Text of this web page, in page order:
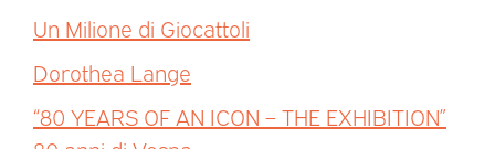
Un Milione di Giocattoli
Dorothea Lange
“80 YEARS OF AN ICON – THE EXHIBITION”